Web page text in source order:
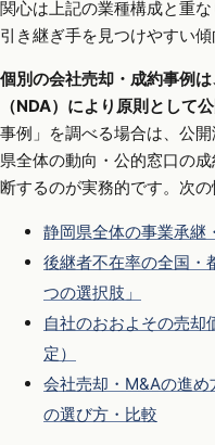
関心は上記の業種構成と重
引き継ぎ手を見つけやすい傾
個別の会社売却・成約事例
（NDA）により原則として
事例」を調べる場合は、公
県全体の動向・公的窓口の
断するのが実務的です。次の
静岡県全体の事業承継
後継者不在率の全国・
つの選択肢」
自社のおおよその売却
定）
会社売却・M&Aの進め
の選び方・比較